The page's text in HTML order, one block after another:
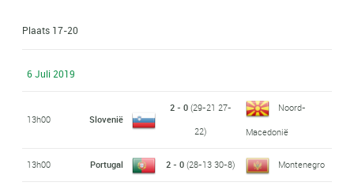
Plaats 17-20
6 Juli 2019
13h00 Slovenië
2 - 0(29-21 27-
22)
Noord-
Macedonië
13h00 Portugal 2 - 0(28-13 30-8) Montenegro